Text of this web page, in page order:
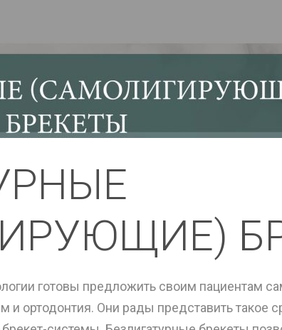
готовы предложить своим пациентам
и ортодонтия. Они рады представить такое